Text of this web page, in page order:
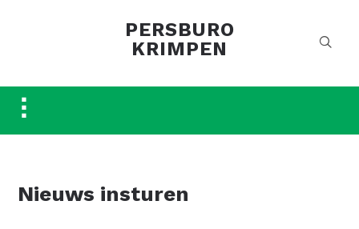
PERSBURO
KRIMPEN
Toggle
sidebar
Nieuws insturen